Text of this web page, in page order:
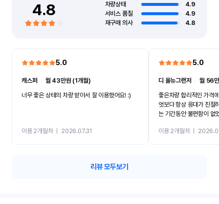
4.8 차량상태
4.9
서비스 품질
4.9
재구매 의사
4.8
5.0
캐스퍼
월 43만원 (1개월)
너무 좋은 상태의 차량 받아서 잘 이용했어요! :)
이용 2개월차ㅣ 2026.07.31
5.0
디 올뉴그랜저 ㅣ월 56
좋은차량 합리적인 가격
엇보다 항상 응대가 친절
는 기간동안 불편함이 없
카 렌트 고민없이 강추합
이용 2개월차ㅣ
리뷰 모두보기